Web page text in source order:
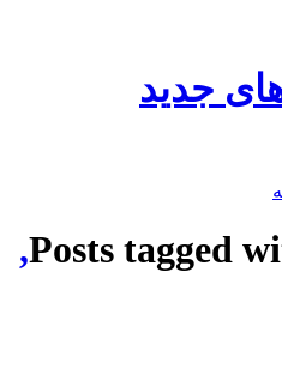
جدید
Posts tagged